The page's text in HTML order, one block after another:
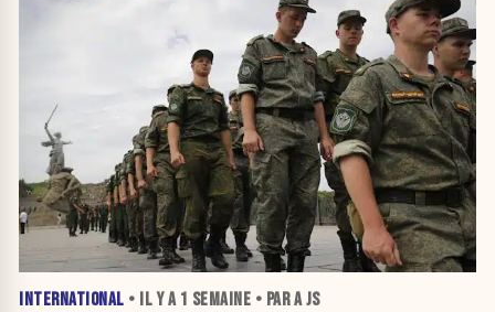
INTERNATIONAL • IL Y A 1 SEMAINE • PAR A JS